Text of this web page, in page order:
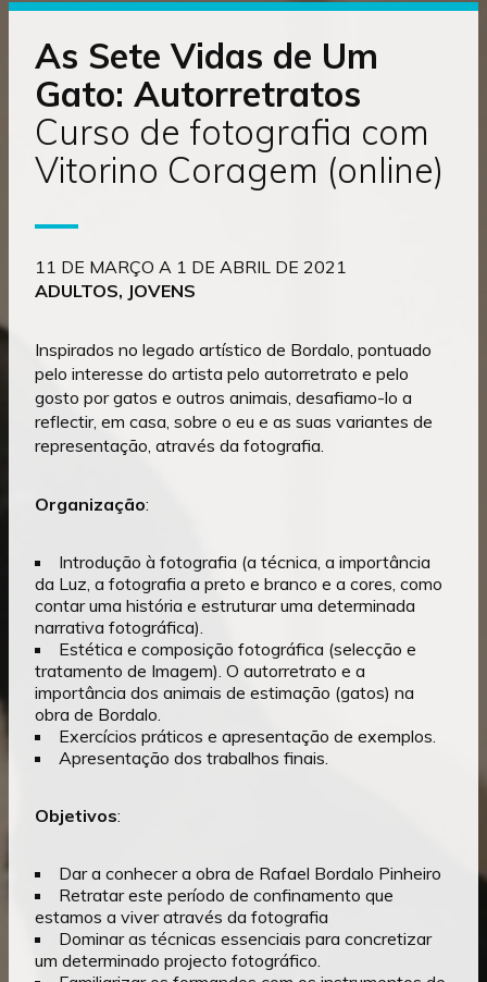
As Sete Vidas de Um
Gato: Autorretratos
Curso de fotografia com
Vitorino Coragem (online)
11 DE MARÇO A 1 DE ABRIL DE 2021
ADULTOS, JOVENS
Inspirados no legado artístico de Bordalo, pontuado
pelo interesse do artista pelo autorretrato e pelo
gosto por gatos e outros animais, desafiamo-lo a
reflectir, em casa, sobre o eu e as suas variantes de
representação, através da fotografia.
Organização:
Introdução à fotografia (a técnica, a importância
da Luz, a fotografia a preto e branco e a cores, como
contar uma história e estruturar uma determinada
narrativa fotográfica).
Estética e composição fotográfica (selecção e
tratamento de Imagem). O autorretrato e a
importância dos animais de estimação (gatos) na
obra de Bordalo.
Exercícios práticos e apresentação de exemplos.
Apresentação dos trabalhos finais.
Objetivos:
Dar a conhecer a obra de Rafael Bordalo Pinheiro
Retratar este período de confinamento que
estamos a viver através da fotografia
Dominar as técnicas essenciais para concretizar
um determinado projecto fotográfico.